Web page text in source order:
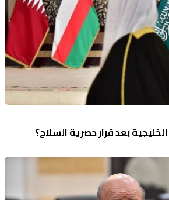
بعد قرار حصرية السلاح؟